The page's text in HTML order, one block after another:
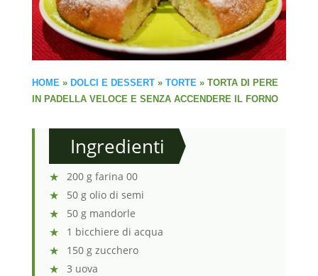
HOME » DOLCI E DESSERT» TORTE » TORTA DI PERE
IN PADELLA VELOCE E SENZA ACCENDERE IL FORNO
Ingredienti
200 g farina 00
50 g olio di semi
50 g mandorle
1 bicchiere di acqua
150 g zucchero
3 uova